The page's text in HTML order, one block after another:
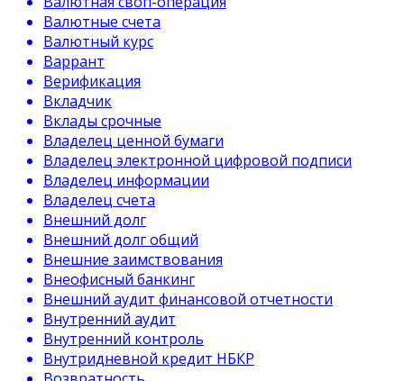
Валютные счета
Валютный курс
Варрант
Верификация
Вкладчик
Вклады срочные
Владелец ценной бумаги
Владелец электронной цифровой подписи
Владелец информации
Владелец счета
Внешний долг
Внешний долг общий
Внешние заимствования
Внеофисный банкинг
Внешний аудит финансовой отчетности
Внутренний аудит
Внутренний контроль
Внутридневной кредит НБКР